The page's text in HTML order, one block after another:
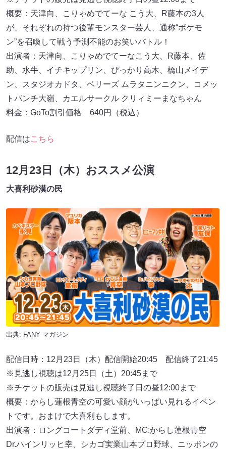
概要：天津向、こりゃめでてーな こう大、R藤本の3人
が、それぞれの持つ後輩モンスター芸人、通称“ボケモ
ン”を召喚して戦う予測不能のお笑いバトル！
出演者：天津向、こりゃめでてーなこう大、R藤本、佐
助、水牛、イチキップリン、ぴっかり高木、橋山メイデ
ン、スタジオカドタ、ベリーズ ムラタニンニクン、コメッ
トパンチ大嶺、カエルサークル クリィミーまなちゃん
料金：GoTo割引価格 640円（税込）
配信はこちら
12月23日（木）おススメ公演
大喜利砂漠の民
出典: FANY マガジン
配信日時：12月23日（木）配信開始20:45 配信終了21:45
※見逃し視聴は12月25日（土）20:45まで
※チケットの販売は見逃し視聴終了日の昼12:00まで
概要：からし蓮根青空の可愛い顔がいっぱい見れるイベン
トです。おまけで大喜利もします。
出演者：ロングコートダディ堂前、MC:からし蓮根青空
Dr.ハインリッヒ幸、シカゴ実業山本プロ野球、ニッポンの